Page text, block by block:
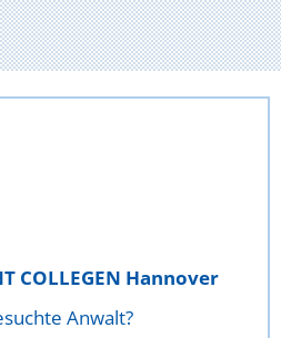
COLLEGEN Hannover
Anwalt?